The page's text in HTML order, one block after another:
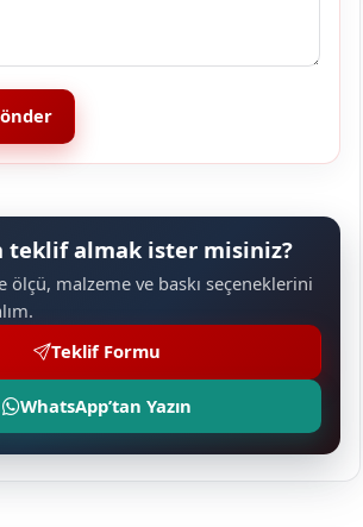
teklif almak ister misiniz?
ölçü, malzeme ve baskı seçeneklerini
Teklif Formu
WhatsApp’tan Yazın